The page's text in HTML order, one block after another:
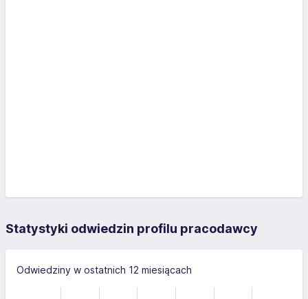
Statystyki odwiedzin profilu pracodawcy
Odwiedziny w ostatnich 12 miesiącach